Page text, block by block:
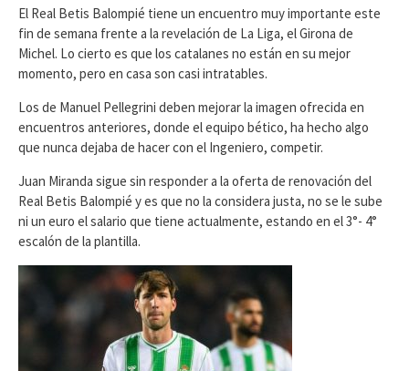
El Real Betis Balompié tiene un encuentro muy importante este
fin de semana frente a la revelación de La Liga, el Girona de
Michel. Lo cierto es que los catalanes no están en su mejor
momento, pero en casa son casi intratables.
Los de Manuel Pellegrini deben mejorar la imagen ofrecida en
encuentros anteriores, donde el equipo bético, ha hecho algo
que nunca dejaba de hacer con el Ingeniero, competir.
Juan Miranda sigue sin responder a la oferta de renovación del
Real Betis Balompié y es que no la considera justa, no se le sube
ni un euro el salario que tiene actualmente, estando en el 3°- 4°
escalón de la plantilla.